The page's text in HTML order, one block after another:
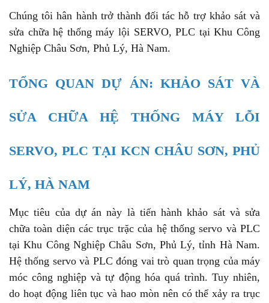
Chúng tôi hân hành trở thành đối tác hỗ trợ khảo sát và
sửa chữa hệ thống máy lội SERVO, PLC tại Khu Công
Nghiệp Châu Sơn, Phủ Lý, Hà Nam.
TỔNG QUAN DỰ ÁN: KHẢO SÁT VÀ
SỬA CHỮA HỆ THỐNG MÁY LỖI
SERVO, PLC TẠI KCN CHÂU SƠN, PHỦ
LÝ, HÀ NAM
Mục tiêu của dự án này là tiến hành khảo sát và sửa
chữa toàn diện các trục trặc của hệ thống servo và PLC
tại Khu Công Nghiệp Châu Sơn, Phủ Lý, tỉnh Hà Nam.
Hệ thống servo và PLC đóng vai trò quan trọng của máy
móc công nghiệp và tự động hóa quá trình. Tuy nhiên,
do hoạt động liên tục và hao mòn nên có thể xảy ra trục